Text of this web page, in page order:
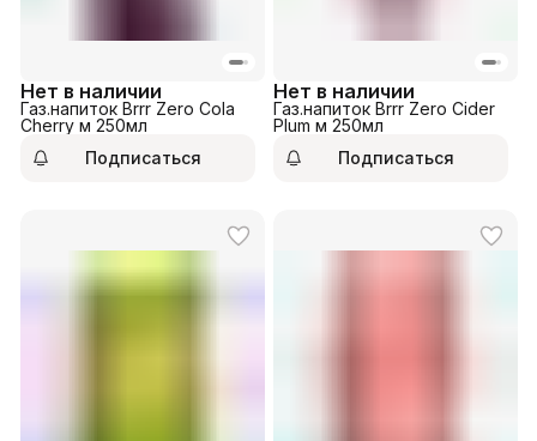
Нет в наличии
Газ.напиток Brrr Zero Cola
Cherry м 250мл
Подписаться
Нет в наличии
Газ.напиток Brrr Zero Cider
Plum м 250мл
Подписаться